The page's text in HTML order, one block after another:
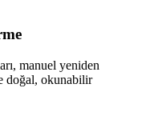
manuel yeniden
doğal, okunabilir